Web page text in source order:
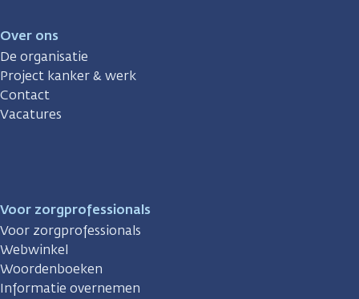
Over ons
De organisatie
Project kanker & werk
Contact
Vacatures
Voor zorgprofessionals
Voor zorgprofessionals
Webwinkel
Woordenboeken
Informatie overnemen